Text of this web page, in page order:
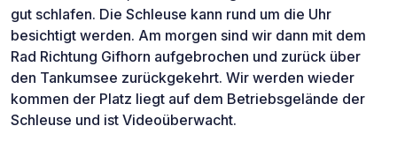
gut schlafen. Die Schleuse kann rund um die Uhr
besichtigt werden. Am morgen sind wir dann mit dem
Rad Richtung Gifhorn aufgebrochen und zurück über
den Tankumsee zurückgekehrt. Wir werden wieder
kommen der Platz liegt auf dem Betriebsgelände der
Schleuse und ist Videoüberwacht.